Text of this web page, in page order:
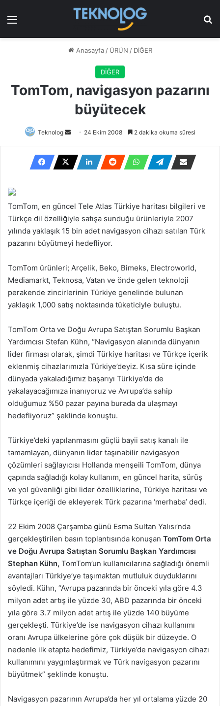
Menü
Anasayfa / ÜRÜN / DİĞER
DİĞER
TomTom, navigasyon pazarını
büyütecek
Teknolog
Bir
posta
göndermek
24 Ekim 2008 2 dakika okuma süresi
TomTom, en güncel Tele Atlas Türkiye haritası bilgileri ve
Türkçe dil özelliğiyle satışa sunduğu ürünleriyle 2007
yılında yaklaşık 15 bin adet navigasyon cihazı satılan Türk
pazarını büyütmeyi hedefliyor.
TomTom ürünleri; Arçelik, Beko, Bimeks, Electroworld,
Mediamarkt, Teknosa, Vatan ve önde gelen teknoloji
perakende zincirlerinin Türkiye genelinde bulunan
yaklaşık 1,000 satış noktasında tüketiciyle buluştu.
TomTom Orta ve Doğu Avrupa Satıştan Sorumlu Başkan
Yardımcısı Stefan Kühn, “Navigasyon alanında dünyanın
lider firması olarak, şimdi Türkiye haritası ve Türkçe içerik
eklenmiş cihazlarımızla Türkiye’deyiz. Kısa süre içinde
dünyada yakaladığımız başarıyı Türkiye’de de
yakalayacağımıza inanıyoruz ve Avrupa’da sahip
olduğumuz %50 pazar payına burada da ulaşmayı
hedefliyoruz” şeklinde konuştu.
Türkiye’deki yapılanmasını güçlü bayii satış kanalı ile
tamamlayan, dünyanın lider taşınabilir navigasyon
çözümleri sağlayıcısı Hollanda menşeili TomTom, dünya
çapında sağladığı kolay kullanım, en güncel harita, sürüş
ve yol güvenliği gibi lider özelliklerine, Türkiye haritası ve
Türkçe içeriği de ekleyerek Türk pazarına ‘merhaba’ dedi.
22 Ekim 2008 Çarşamba günü Esma Sultan Yalısı’nda
gerçekleştirilen basın toplantısında konuşan TomTom Orta
ve Doğu Avrupa Satıştan Sorumlu Başkan Yardımcısı
Stephan Kühn, TomTom’un kullanıcılarına sağladığı önemli
avantajları Türkiye’ye taşımaktan mutluluk duyduklarını
söyledi. Kühn, “Avrupa pazarında bir önceki yıla göre 4.3
milyon adet artış ile yüzde 30, ABD pazarında bir önceki
yıla göre 3.7 milyon adet artış ile yüzde 140 büyüme
gerçekleşti. Türkiye’de ise navigasyon cihazı kullanımı
oranı Avrupa ülkelerine göre çok düşük bir düzeyde. O
nedenle ilk etapta hedefimiz, Türkiye’de navigasyon cihazı
kullanımını yaygınlaştırmak ve Türk navigasyon pazarını
büyütmek” şeklinde konuştu.
Navigasyon pazarının Avrupa’da her yıl ortalama yüzde 20